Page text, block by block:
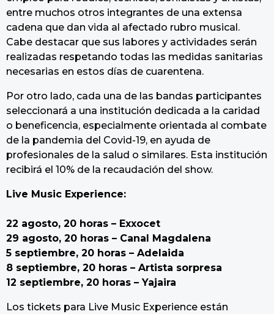
entre muchos otros integrantes de una extensa
cadena que dan vida al afectado rubro musical.
Cabe destacar que sus labores y actividades serán
realizadas respetando todas las medidas sanitarias
necesarias en estos días de cuarentena.
Por otro lado, cada una de las bandas participantes
seleccionará a una institución dedicada a la caridad
o beneficencia, especialmente orientada al combate
de la pandemia del Covid-19, en ayuda de
profesionales de la salud o similares. Esta institución
recibirá el 10% de la recaudación del show.
Live Music Experience:
22 agosto, 20 horas – Exxocet
29 agosto, 20 horas – Canal Magdalena
5 septiembre, 20 horas – Adelaida
8 septiembre, 20 horas – Artista sorpresa
12 septiembre, 20 horas – Yajaira
Los tickets para Live Music Experience están